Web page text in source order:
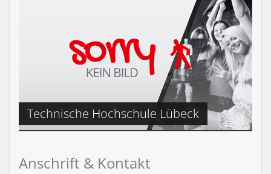
Technische Hochschule Lübeck
Anschrift & Kontakt